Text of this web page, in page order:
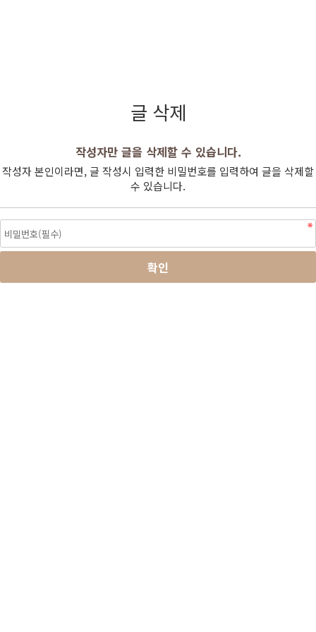
글 삭제
작성자만 글을 삭제할 수 있습니다.
작성자 본인이라면, 글 작성시 입력한 비밀번호를 입력하여 글을 삭제할
수 있습니다.